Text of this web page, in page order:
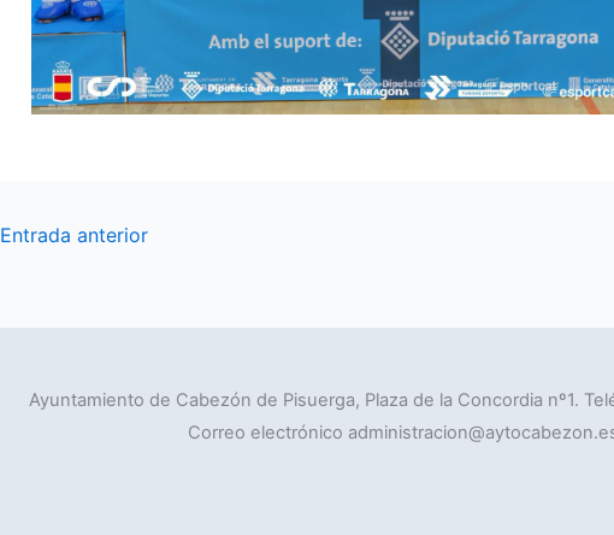
Entrada anterior
Ayuntamiento de Cabezón de Pisuerga, Plaza de la Concordia nº1.
Correo electrónico